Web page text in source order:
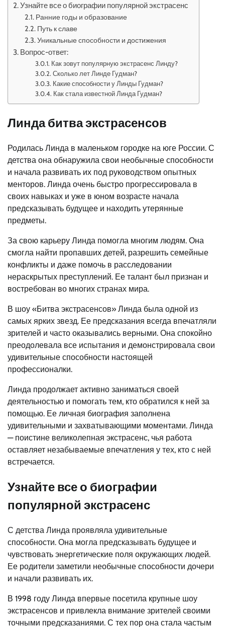
Узнайте все о биографии популярной экстрасенс
Ранние годы и образование
Путь к славе
Уникальные способности и достижения
Вопрос-ответ:
Как зовут популярную экстрасенс Линду?
Сколько лет Линде Гудман?
Какие способности у Линды Гудман?
Как стала известной Линда Гудман?
Линда битва экстрасенсов
Родилась Линда в маленьком городке на юге России. С
детства она обнаружила свои необычные способности
и начала развивать их под руководством опытных
менторов. Линда очень быстро прогрессировала в
своих навыках и уже в юном возрасте начала
предсказывать будущее и находить утерянные
предметы.
За свою карьеру Линда помогла многим людям. Она
смогла найти пропавших детей, разрешить семейные
конфликты и даже помочь в расследовании
нераскрытых преступлений. Ее талант был признан и
востребован во многих странах мира.
В шоу «Битва экстрасенсов» Линда была одной из
самых ярких звезд. Ее предсказания всегда впечатляли
зрителей и часто оказывались верными. Она спокойно
преодолевала все испытания и демонстрировала свои
удивительные способности настоящей
профессионалки.
Линда продолжает активно заниматься своей
деятельностью и помогать тем, кто обратился к ней за
помощью. Ее личная биография заполнена
удивительными и захватывающими моментами. Линда
— поистине великолепная экстрасенс, чья работа
оставляет незабываемые впечатления у тех, кто с ней
встречается.
Узнайте все о биографии
популярной экстрасенс
С детства Линда проявляла удивительные
способности. Она могла предсказывать будущее и
чувствовать энергетические поля окружающих людей.
Ее родители заметили необычные способности дочери
и начали развивать их.
В 1998 году Линда впервые посетила крупные шоу
экстрасенсов и привлекла внимание зрителей своими
точными предсказаниями. С тех пор она стала частым